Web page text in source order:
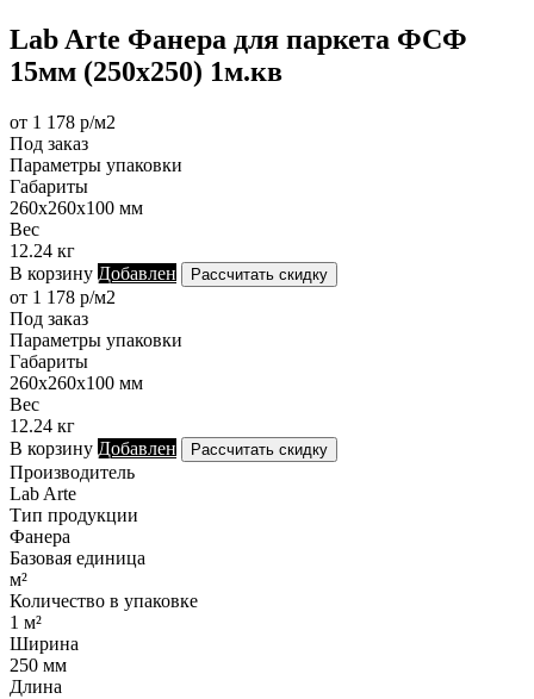
Lab Arte Фанера для паркета ФСФ
15мм (250х250) 1м.кв
от 1 178 р/м2
Под заказ
Параметры упаковки
Габариты
260х260х100 мм
Вес
12.24 кг
В корзину Добавлен Рассчитать скидку
от 1 178 р/м2
Под заказ
Параметры упаковки
Габариты
260х260х100 мм
Вес
12.24 кг
В корзину Добавлен Рассчитать скидку
Производитель
Lab Arte
Тип продукции
Фанера
Базовая единица
м²
Количество в упаковке
1 м²
Ширина
250 мм
Длина